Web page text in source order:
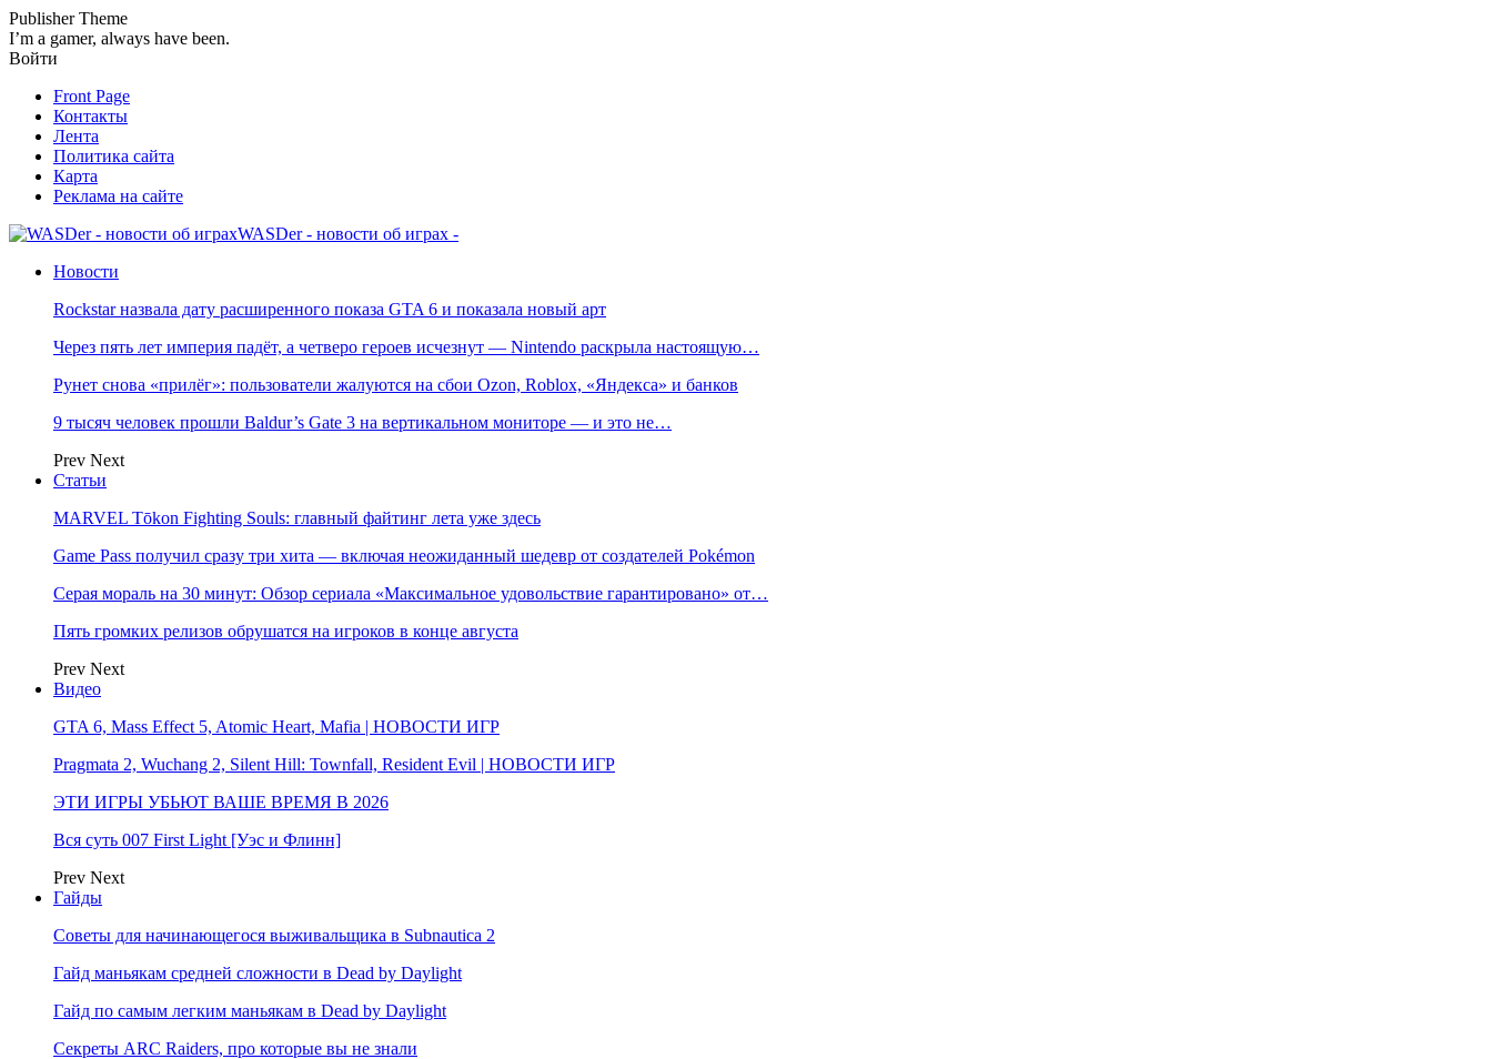
Publisher Theme
I’m a gamer, always have been.
Войти
Front Page
Контакты
Лента
Политика сайта
Карта
Реклама на сайте
WASDer - новости об играх -
Новости
Rockstar назвала дату расширенного показа GTA 6 и показала новый арт
Через пять лет империя падёт, а четверо героев исчезнут — Nintendo раскрыла настоящую…
Рунет снова «прилёг»: пользователи жалуются на сбои Ozon, Roblox, «Яндекса» и банков
9 тысяч человек прошли Baldur’s Gate 3 на вертикальном мониторе — и это не…
Prev Next
Статьи
MARVEL Tōkon Fighting Souls: главный файтинг лета уже здесь
Game Pass получил сразу три хита — включая неожиданный шедевр от создателей Pokémon
Серая мораль на 30 минут: Обзор сериала «Максимальное удовольствие гарантировано» от…
Пять громких релизов обрушатся на игроков в конце августа
Prev Next
Видео
GTA 6, Mass Effect 5, Atomic Heart, Mafia | НОВОСТИ ИГР
Pragmata 2, Wuchang 2, Silent Hill: Townfall, Resident Evil | НОВОСТИ ИГР
ЭТИ ИГРЫ УБЬЮТ ВАШЕ ВРЕМЯ В 2026
Вся суть 007 First Light [Уэс и Флинн]
Prev Next
Гайды
Советы для начинающегося выживальщика в Subnautica 2
Гайд маньякам средней сложности в Dead by Daylight
Гайд по самым легким маньякам в Dead by Daylight
Секреты ARC Raiders, про которые вы не знали